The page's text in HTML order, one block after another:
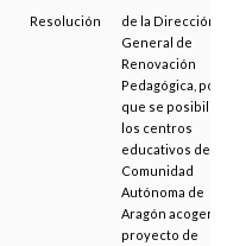
Resolución
de la Dirección
General de
Renovación
Pedagógica, por la
que se posibilita a
los centros
educativos de la
Comunidad
Autónoma de
Aragón acogerse al
proyecto de